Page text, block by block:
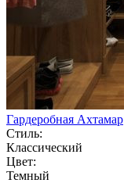
Гардеробная Ахтамар
Стиль:
Классический
Цвет:
Темный